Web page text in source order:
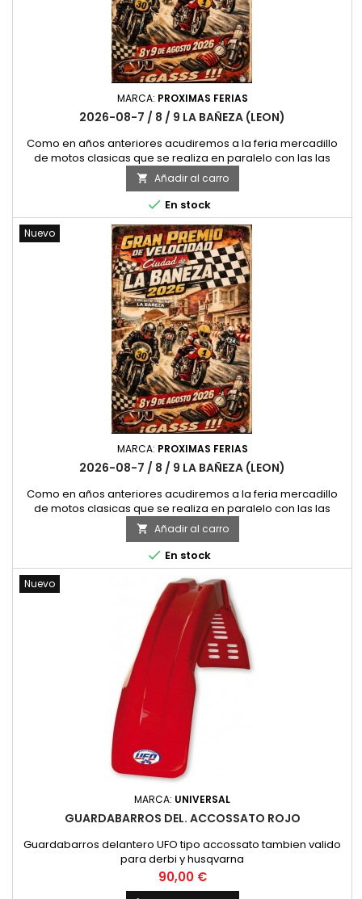
MARCA: PROXIMAS FERIAS
2026-08-7 / 8 / 9 LA BAÑEZA (LEON)
Como en años anteriores acudiremos a la feria mercadillo
de motos clasicas que se realiza en paralelo con las las
carreras de clasicas de La Bañeza, al lado de Leon, una
simpatica feria que año tras año mejora en ambiente y
calidad. Este año la fecha de celebracion es el fin de semana
del 7, 8 y 9 de Agosto. Alli nos Vemos
 Añadir al carro
 En stock
Nuevo
MARCA: PROXIMAS FERIAS
2026-08-7 / 8 / 9 LA BAÑEZA (LEON)
Como en años anteriores acudiremos a la feria mercadillo
de motos clasicas que se realiza en paralelo con las las
carreras de clasicas de La Bañeza, al lado de Leon, una
simpatica feria que año tras año mejora en ambiente y
calidad. Este año la fecha de celebracion es el fin de semana
del 7, 8 y 9 de Agosto. Alli nos Vemos
 Añadir al carro
 En stock
Nuevo
MARCA: UNIVERSAL
GUARDABARROS DEL. ACCOSSATO ROJO
Guardabarros delantero UFO tipo accossato tambien valido
para derbi y husqvarna
Precio
90,00 €